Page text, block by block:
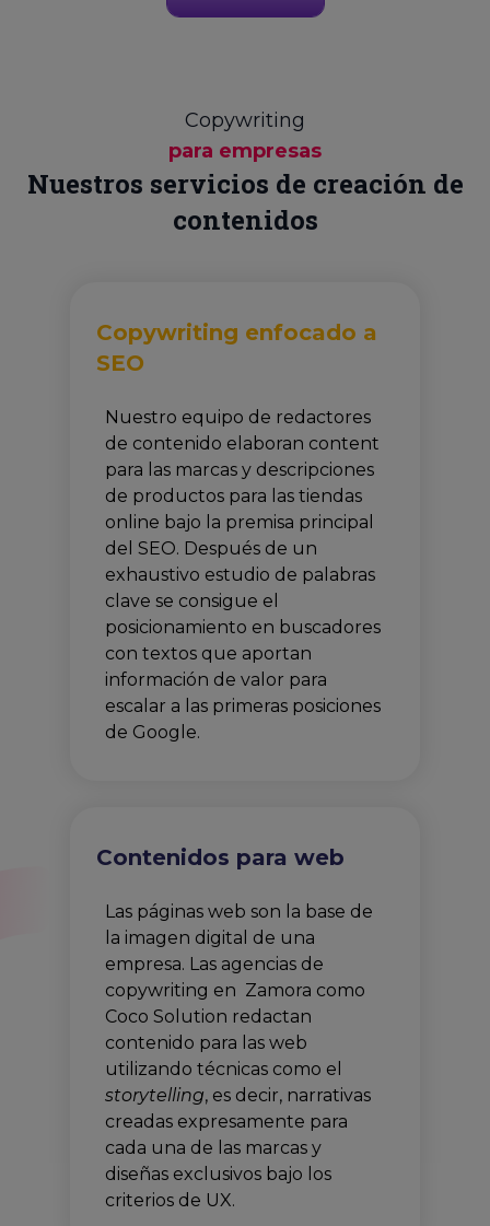
Copywriting
para empresas
Nuestros servicios de creación de
contenidos
Copywriting enfocado a
SEO
Nuestro equipo de redactores
de contenido elaboran content
para las marcas y descripciones
de productos para las tiendas
online bajo la premisa principal
del SEO. Después de un
exhaustivo estudio de palabras
clave se consigue el
posicionamiento en buscadores
con textos que aportan
información de valor para
escalar a las primeras posiciones
de Google.
Contenidos para web
Las páginas web son la base de
la imagen digital de una
empresa. Las agencias de
copywriting en Zamora como
Coco Solution redactan
contenido para las web
utilizando técnicas como el
storytelling, es decir, narrativas
creadas expresamente para
cada una de las marcas y
diseñas exclusivos bajo los
criterios de UX.